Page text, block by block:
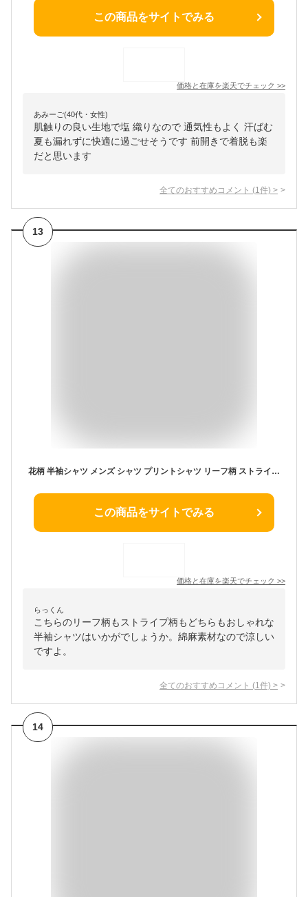
この商品をサイトでみる
価格と在庫を楽天でチェック >>
あみーご(40代・女性)
肌触りの良い生地で塩 織りなので 通気性もよく 汗ばむ
夏も漏れずに快適に過ごせそうです 前開きで着脱も楽
だと思います
全てのおすすめコメント (1 件) >
13
花柄 半袖シャツ メンズ シャツ プリントシャツ リーフ柄 ストライプ柄 綿 麻 父の日 ギフト プレゼント 誕生日 おしゃれ カジュアル メンズファッション シニアファッション 30代 40代 50代 60代 70代 ファッション Mサイズ Lサイズ LLサイズ 春 夏 日本製
この商品をサイトでみる
価格と在庫を楽天でチェック >>
らっくん
こちらのリーフ柄もストライプ柄もどちらもおしゃれな
半袖シャツはいかがでしょうか。綿麻素材なので涼しい
ですよ。
全てのおすすめコメント (1 件) >
14